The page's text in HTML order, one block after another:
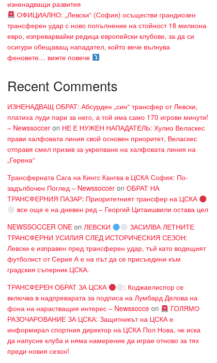
изненадващи развития
ОФИЦИАЛНО: „Левски“ (София) осъществи грандиозен
трансферен удар с ново попълнение на стойност 18 милиона
евро, изпреварвайки редица европейски клубове, за да си
осигури обещаващ нападател, който вече вълнува
феновете… вижте повече
Recent Comments
ИЗНЕНАДВАЩ ОБРАТ: Абсурден „син“ трансфер от Левски,
платиха луди пари за него, а той има само 170 игрови минути!
– Newssoccer on НЕ Е НУЖЕН НАПАДАТЕЛЬ: Хулио Веласкес
прави халфовата линия свой основен приоритет, Веласкес
отправя смел призив за укрепване на халфовата линия на
„Герена“
Трансферната Сага на Кингс Кангва в ЦСКА София: По-
задълбочен Поглед – Newssoccer on ОБРАТ НА
ТРАНСФЕРНИЯ ПАЗАР: Приоритетният трансфер на ЦСКА
все още е на дневен ред – Георгий Цитаишвили остава цел
NEWSSOCCER ONE on ЛЕВСКИ
ЗАСИЛВА ЛЕТНИТЕ
ТРАНСФЕРНИ УСИЛИЯ СЛЕД ИСТОРИЧЕСКИЯ СЕЗОН:
Левски е изправен пред трансферен удар, тъй като водещият
футболист от Серия А е на път да се присъедини към
градския съперник ЦСКА.
ТРАНСФЕРЕН ОБРАТ ЗА ЦСКА
: Коджаелиспор се
включва в надпреварата за подписа на Лумбард Делова на
фона на нарастващия интерес – Newssocce on
ГОЛЯМО
РАЗОЧАРОВАНИЕ ЗА ЦСКА: Защитникът на ЦСКА е
информирал спортния директор на ЦСКА Пол Нова, че иска
да напусне клуба и няма намерение да играе отново за тях
преди новия сезон!